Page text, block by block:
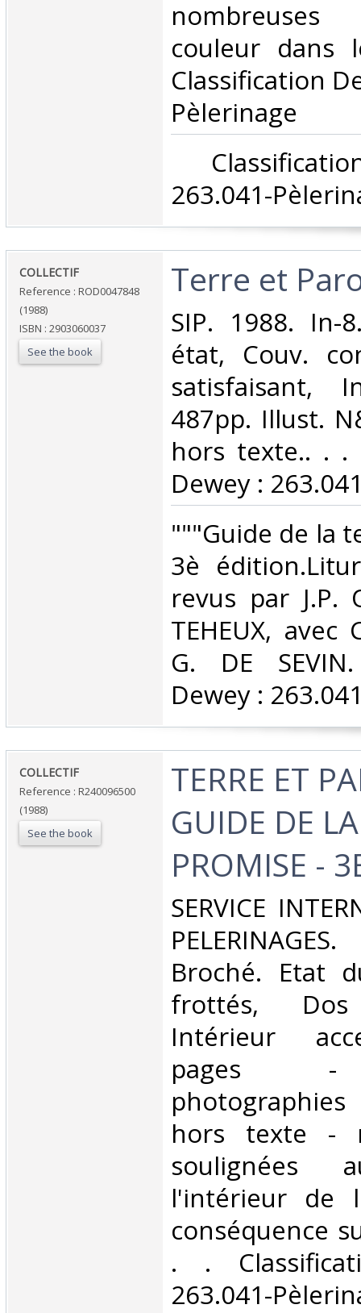
couleur
Classification
Pèlerinage‎
263.041-
‎COLLECTIF‎
Reference : ROD0047848
(1988)
ISBN : 2903060037
See the book
‎Terre et
‎SIP. 1988. In-
état, Couv.
satisfaisant,
487pp. Illust.
hors texte.. . .
Dewey :
‎"""Guide de la
3è
revus par J.P.
TEHEUX, avec
G. DE
Dewey :
‎COLLECTIF‎
Reference : R240096500
(1988)
See the book
‎TERRE ET
GUIDE DE
PROMISE -
‎SERVICE
Broché. Etat
frottés, Dos
Intérieur
pages -
hors texte -
l'intérieur de
conséquence
. .
263.041-